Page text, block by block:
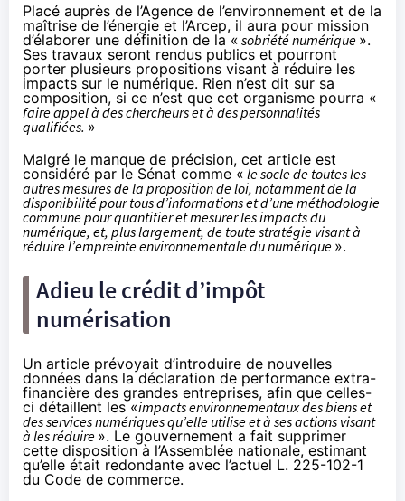
Placé auprès de l’Agence de l’environnement et de la
maîtrise de l’énergie et l’Arcep, il aura pour mission
d’élaborer une définition de la « sobriété numérique ».
Ses travaux seront rendus publics et pourront
porter plusieurs propositions visant à réduire les
impacts sur le numérique. Rien n’est dit sur sa
composition, si ce n’est que cet organisme pourra «
faire appel à des chercheurs et à des personnalités
qualifiées. »
Malgré le manque de précision, cet article est
considéré par le Sénat comme « le socle de toutes les
autres mesures de la proposition de loi, notamment de la
disponibilité pour tous d’informations et d’une méthodologie
commune pour quantifier et mesurer les impacts du
numérique, et, plus largement, de toute stratégie visant à
réduire l’empreinte environnementale du numérique ».
Adieu le crédit d’impôt
numérisation
Un article prévoyait d’introduire de nouvelles
données dans la déclaration de performance extra-
financière des grandes entreprises, afin que celles-
ci détaillent les «impacts environnementaux des biens et
des services numériques qu’elle utilise et à ses actions visant
à les réduire ». Le gouvernement a fait supprimer
cette disposition à l’Assemblée nationale, estimant
qu’elle était redondante avec l’actuel L. 225-102-1
du Code de commerce.